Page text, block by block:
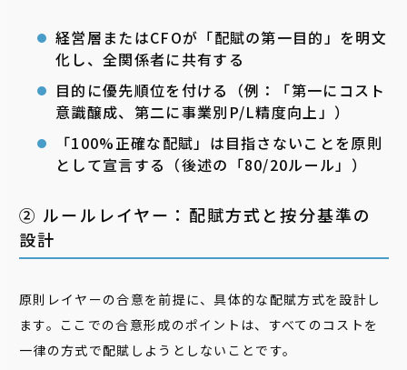
経営層またはCFOが「配賦の第一目的」を明文
化し、全関係者に共有する
目的に優先順位を付ける（例：「第一にコスト
意識醸成、第二に事業別P/L精度向上」）
「100%正確な配賦」は目指さないことを原則
として宣言する（後述の「80/20ルール」）
② ルールレイヤー：配賦方式と按分基準の
設計
原則レイヤーの合意を前提に、具体的な配賦方式を設計し
ます。ここでの合意形成のポイントは、すべてのコストを
一律の方式で配賦しようとしないことです。